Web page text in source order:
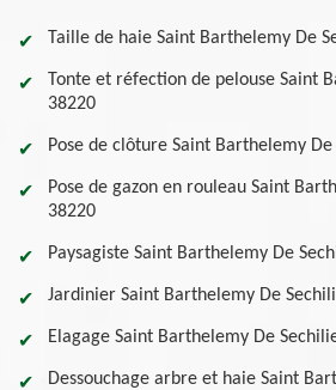
Taille de haie Saint Barthelemy De
Tonte et réfection de pelouse Saint
38220
Pose de clôture Saint Barthelemy
Pose de gazon en rouleau Saint
38220
Paysagiste Saint Barthelemy De
Jardinier Saint Barthelemy De
Elagage Saint Barthelemy De
Dessouchage arbre et haie Saint